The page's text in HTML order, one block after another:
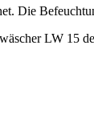
Die
LW 15